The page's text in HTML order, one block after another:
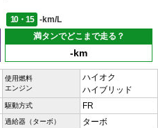
10・15
-km/L
満タンでどこまで走る？
-km
使用燃料
エンジン
ハイオク
ハイブリッド
駆動方式 FR
過給器（ターボ） ターボ